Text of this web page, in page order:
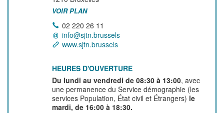
VOIR PLAN
02 220 26 11
info@sjtn.brussels
www.sjtn.brussels
HEURES D'OUVERTURE
Du lundi au vendredi de 08:30 à 13:00, avec
une permanence du Service démographie (les
services Population, État civil et Étrangers) le
mardi, de 16:00 à 18:30.